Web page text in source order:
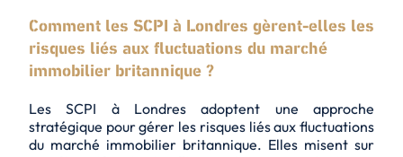
Comment les SCPI à Londres gèrent-elles les
risques liés aux fluctuations du marché
immobilier britannique ?
Les SCPI à Londres adoptent une approche
stratégique pour gérer les risques liés aux fluctuations
du marché immobilier britannique. Elles misent sur